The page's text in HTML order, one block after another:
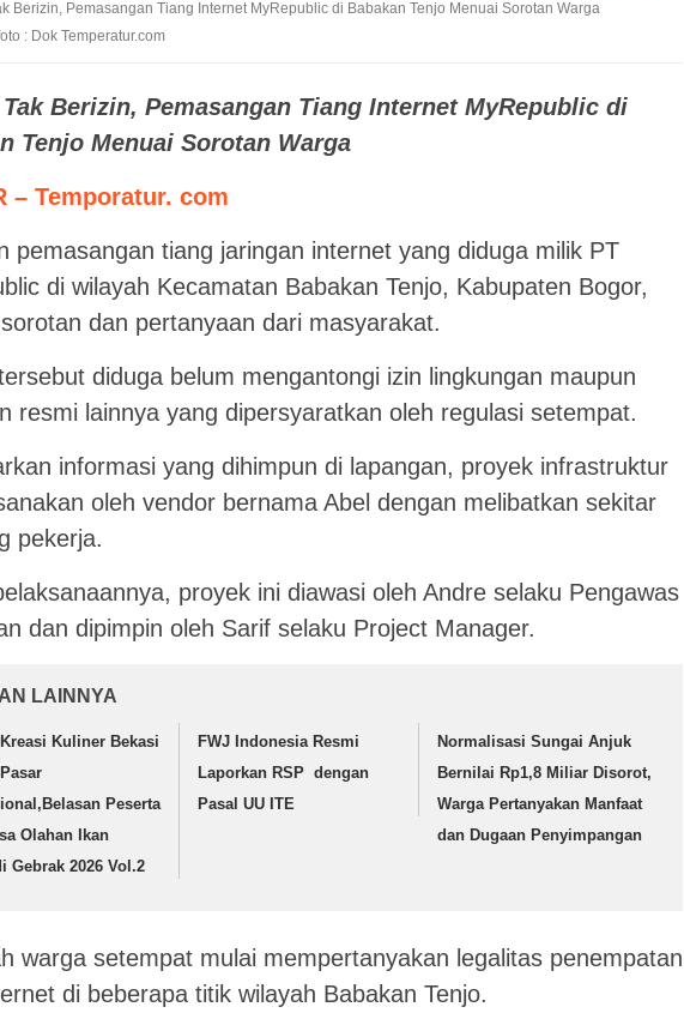
: Dok Temperatur.com
Berizin, Pemasangan Tiang Internet MyRepublic di
Tenjo Menuai Sorotan Warga
– Temporatur. com
pemasangan tiang jaringan internet yang diduga milik PT
di wilayah Kecamatan Babakan Tenjo, Kabupaten Bogor,
dan pertanyaan dari masyarakat.
diduga belum mengantongi izin lingkungan maupun
resmi lainnya yang dipersyaratkan oleh regulasi setempat.
informasi yang dihimpun di lapangan, proyek infrastruktur
oleh vendor bernama Abel dengan melibatkan sekitar
pekerja.
proyek ini diawasi oleh Andre selaku Pengawas
dan dipimpin oleh Sarif selaku Project Manager.
LAINNYA
Kuliner Bekasi
Peserta
Olahan Ikan
Gebrak 2026 Vol.2
FWJ Indonesia Resmi
Laporkan RSP dengan
Pasal UU ITE
Normalisasi Sungai Anjuk
Bernilai Rp1,8 Miliar Disorot,
Warga Pertanyakan Manfaat
dan Dugaan Penyimpangan
warga setempat mulai mempertanyakan legalitas penempatan
di beberapa titik wilayah Babakan Tenjo.